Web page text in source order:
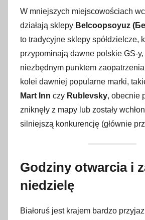
W mniejszych miejscowościach
działają sklepy Belcoopsoyuz
to tradycyjne sklepy spółdzielcze,
przypominają dawne polskie GS-y,
niezbędnym punktem
kolei dawniej popularne marki,
Mart Inn czy Rublevsky, obecnie
zniknęły z mapy lub zostały
silniejszą konkurencję (głównie
Godziny otwarcia i
niedzielę
Białoruś jest krajem bardzo